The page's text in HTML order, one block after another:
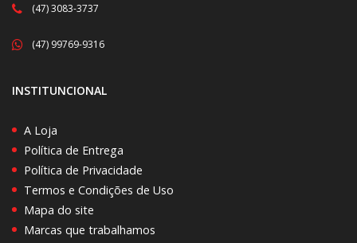
(47) 3083-3737
(47) 99769-9316
INSTITUNCIONAL
A Loja
Política de Entrega
Política de Privacidade
Termos e Condições de Uso
Mapa do site
Marcas que trabalhamos